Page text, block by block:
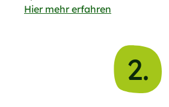
Hier mehr erfahren
2.